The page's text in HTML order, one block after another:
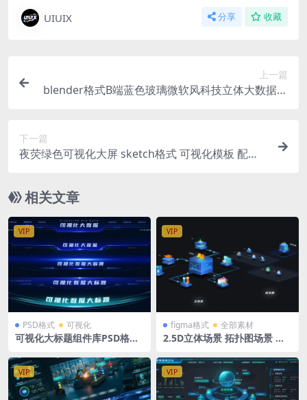
UIUIX 分享 收藏
上一篇
blender格式B端蓝色玻璃微软风科技立体大数据云
下一篇
夜荧绿色可视化大屏 sketch格式 可视化模板 配套2
相关文章
VIP
PSD格式 可视化
可视化大标题组件库PSD格式
VIP
figma格式 全部素材
2.5D立体场景 拓扑图场景 立
VIP VIP